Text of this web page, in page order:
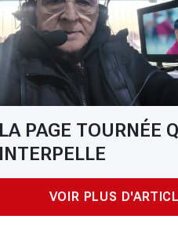
LA PAGE TOURNÉE
INTERPELLE
VOIR PLUS
chez les champions